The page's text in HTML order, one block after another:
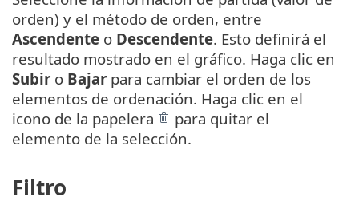
orden) y el método de orden, entre
Ascendente o Descendente. Esto definirá el
resultado mostrado en el gráfico. Haga clic en
Subir o Bajar para cambiar el orden de los
elementos de ordenación. Haga clic en el
icono de la papelera
para quitar el
elemento de la selección.
Filtro